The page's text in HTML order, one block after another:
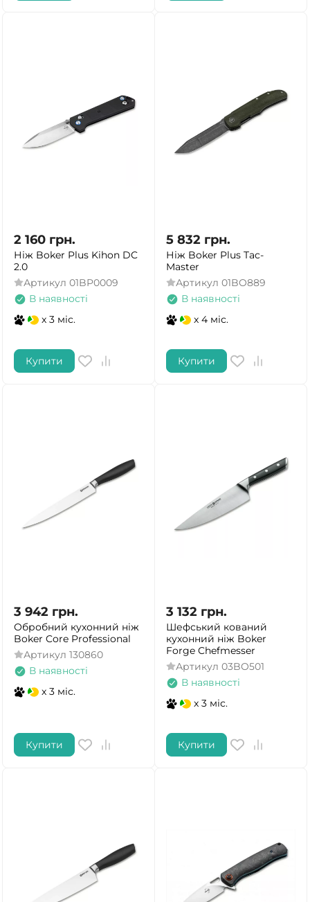
2 160 грн.
Ніж Boker Plus Kihon DC
2.0
Артикул 01BP0009
В наявності
x 3 міс.
Купити
5 832 грн.
Ніж Boker Plus Tac-
Master
Артикул 01BO889
В наявності
x 4 міс.
Купити
3 942 грн.
Обробний кухонний ніж
Boker Core Professional
Артикул 130860
В наявності
x 3 міс.
Купити
3 132 грн.
Шефський кований
кухонний ніж Boker
Forge Chefmesser
Артикул 03BO501
В наявності
x 3 міс.
Купити